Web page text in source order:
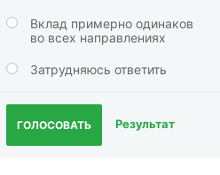
Вклад примерно одинаков
во всех направлениях
Затрудняюсь ответить
ГОЛОСОВАТЬ Результат